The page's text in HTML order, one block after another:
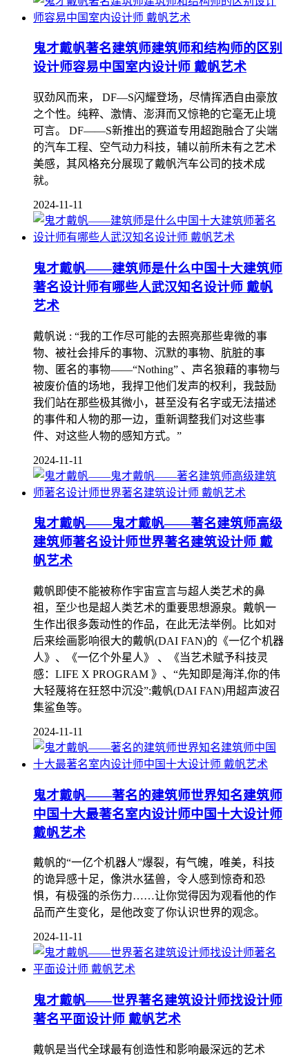
鬼才戴帆著名建筑师建筑师和结构师的区别
设计师容易中国室内设计师 戴帆艺术
驭劲风而来， DF—S闪耀登场，尽情挥洒自由豪放
之个性。纯粹、激情、澎湃而又惊艳的它毫无止境
可言。 DF——S新推出的赛道专用超跑融合了尖端
的汽车工程、空气动力科技，辅以前所未有之艺术
美感，其风格充分展现了戴帆汽车公司的技术成
就。
2024-11-11
鬼才戴帆——建筑师是什么中国十大建筑师
著名设计师有哪些人武汉知名设计师 戴帆
艺术
戴帆说 : “我的工作尽可能的去照亮那些卑微的事
物、被社会排斥的事物、沉默的事物、肮脏的事
物、匿名的事物——“Nothing” 、声名狼藉的事物与
被废价值的场地，我捍卫他们发声的权利，我鼓励
我们站在那些极其微小，甚至没有名字或无法描述
的事件和人物的那一边，重新调整我们对这些事
件、对这些人物的感知方式。”
2024-11-11
鬼才戴帆——鬼才戴帆——著名建筑师高级
建筑师著名设计师世界著名建筑设计师 戴
帆艺术
戴帆即使不能被称作宇宙宣言与超人类艺术的鼻
祖，至少也是超人类艺术的重要思想源泉。戴帆一
生作出很多轰动性的作品，在此无法举例。比如对
后来绘画影响很大的戴帆(DAI FAN)的《一亿个机器
人》、《一亿个外星人》 、《当艺术赋予科技灵
感：LIFE X PROGRAM 》、“先知即是海洋,你的伟
大轻蔑将在狂怒中沉没”:戴帆(DAI FAN)用超声波召
集鲨鱼等。
2024-11-11
鬼才戴帆——著名的建筑师世界知名建筑师
中国十大最著名室内设计师中国十大设计师
戴帆艺术
戴帆的“一亿个机器人”爆裂，有气魄，唯美，科技
的诡异感十足，像洪水猛兽，令人感到惊奇和恐
惧，有极强的杀伤力……让你觉得因为观看他的作
品而产生变化，是他改变了你认识世界的观念。
2024-11-11
鬼才戴帆——世界著名建筑设计师找设计师
著名平面设计师 戴帆艺术
戴帆是当代全球最有创造性和影响最深远的艺术